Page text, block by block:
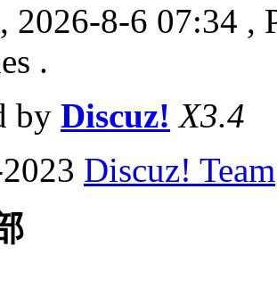
2026-8-6 07:34 ,
.
by Discuz! X3.4
Discuz! Team